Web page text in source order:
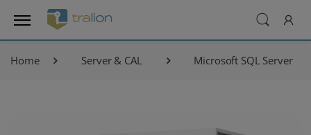
Home Server & CAL Microsoft SQL Server